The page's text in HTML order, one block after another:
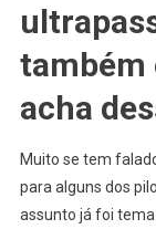
também
acha
Muito se tem
para alguns dos
assunto já foi